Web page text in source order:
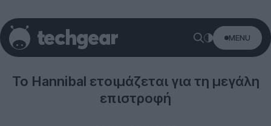
MENU
Entertainment
Το Hannibal ετοιμάζεται για τη μεγάλη
επιστροφή